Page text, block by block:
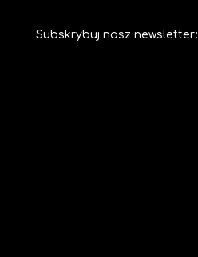
Subskrybuj nasz newsletter: